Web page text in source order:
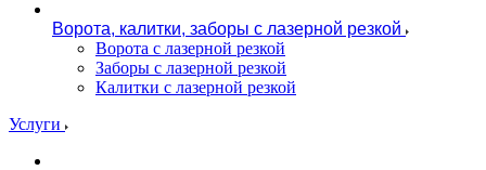
Ворота, калитки, заборы с лазерной резкой
Ворота с лазерной резкой
Заборы с лазерной резкой
Калитки с лазерной резкой
Услуги